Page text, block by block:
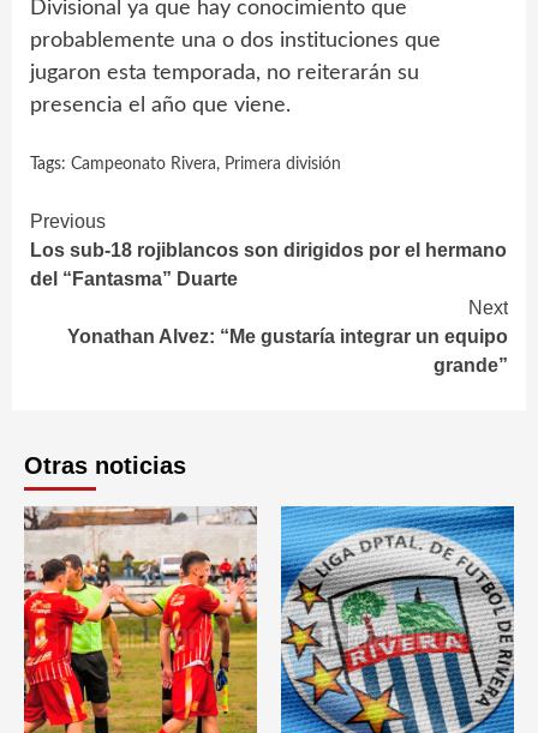
Divisional ya que hay conocimiento que
probablemente una o dos instituciones que
jugaron esta temporada, no reiterarán su
presencia el año que viene.
Tags: Campeonato Rivera, Primera división
Continue
Reading
Previous
Los sub-18 rojiblancos son dirigidos por el hermano
del “Fantasma” Duarte
Next
Yonathan Alvez: “Me gustaría integrar un equipo
grande”
Otras noticias